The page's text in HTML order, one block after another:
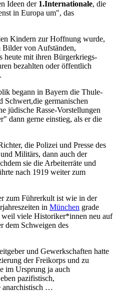
Ideen der 1.Internationale, die
in Europa um", das
Kindern zur Hoffnung wurde,
Bilder von Aufständen,
heute mit ihren Bürgerkriegs-
bezahlten oder öffentlich
begann in Bayern die Thule-
Schwert,die germanischen
jüdische Rasse-Vorstellungen
dann gerne einstieg, als er die
die Polizei und Presse des
Militärs, dann auch der
sie die Arbeiterräte und
nach 1919 weiter zum
zum Führerkult ist wie in der
in München grade
viele Historiker*innen neu auf
dem Schweigen des
und Gewerkschaften hatte
der Freikorps und zu
im Ursprung ja auch
pazifistisch,
anarchistisch …